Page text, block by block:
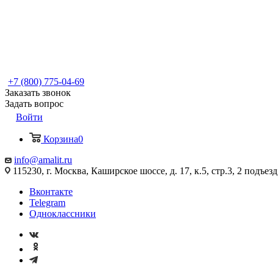
+7 (800) 775-04-69
Заказать звонок
Задать вопрос
Войти
Корзина0
info@amalit.ru
115230, г. Москва, Каширское шоссе, д. 17, к.5, стр.3, 2 подъезд
Вконтакте
Telegram
Одноклассники